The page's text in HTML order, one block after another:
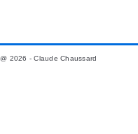
@ 2026 - Claude Chaussard